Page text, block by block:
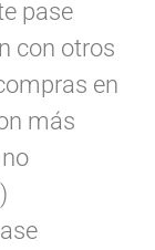
pase
con otros
en
más